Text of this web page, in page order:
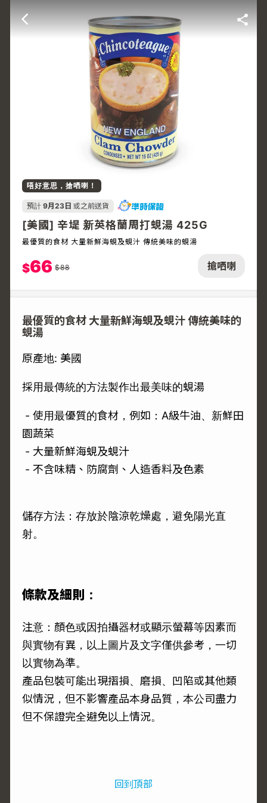
搶哂喇
唔好意思，搶哂喇！
預計 9月23日 或之前送貨
[美國] 辛堤 新英格蘭周打蜆湯 425G
最優質的食材 大量新鮮海蜆及蜆汁 傳統美味的蜆湯
$66 $88
最優質的食材 大量新鮮海蜆及蜆汁 傳統美味的
蜆湯
原產地: 美國
採用最傳統的方法製作出最美味的蜆湯
- 使用最優質的食材，例如：A級牛油、新鮮田
園蔬菜
- 大量新鮮海蜆及蜆汁
- 不含味精、防腐劑、人造香料及色素
儲存方法：存放於陰涼乾燥處，避免陽光直
射。
條款及細則：
注意：顏色或因拍攝器材或顯示螢幕等因素而
與實物有異，以上圖片及文字僅供參考，一切
以實物為準。
產品包裝可能出現摺損、磨損、凹陷或其他類
似情況，但不影響產品本身品質，本公司盡力
但不保證完全避免以上情況。
回到頂部